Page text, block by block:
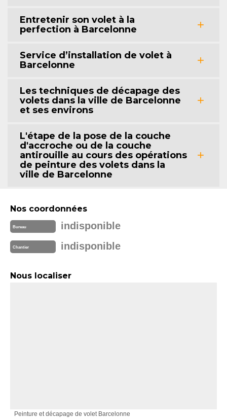
Entretenir son volet à la
perfection à Barcelonne
Service d’installation de volet à
Barcelonne
Les techniques de décapage des
volets dans la ville de Barcelonne
et ses environs
L'étape de la pose de la couche
d'accroche ou de la couche
antirouille au cours des opérations
de peinture des volets dans la
ville de Barcelonne
Nos coordonnées
Bureau indisponible
Chantier indisponible
Nous localiser
Peinture et décapage de volet Barcelonne